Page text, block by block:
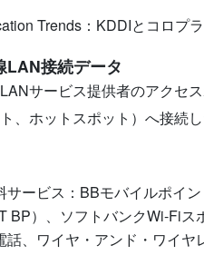
Trends：KDDIとコロプラ
LAN接続データ
サービス提供者のアクセ
、ホットスポット）へ接続
サービス：BBモバイルポイ
BP）、ソフトバンクWi-Fiス
話、ワイヤ・アンド・ワイ